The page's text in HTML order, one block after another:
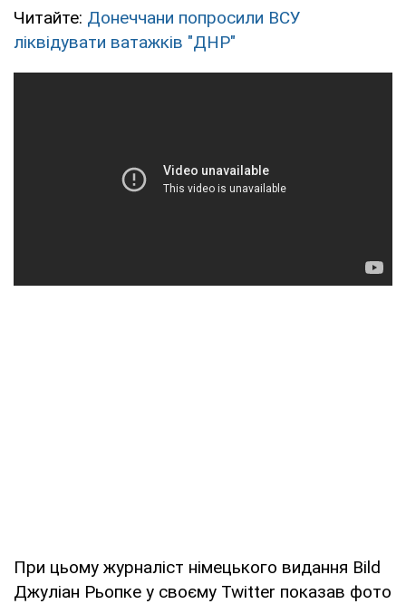
Читайте: Донеччани попросили ВСУ
ліквідувати ватажків "ДНР"
При цьому журналіст німецького видання Bild
Джуліан Рьопке у своєму Twitter показав фото